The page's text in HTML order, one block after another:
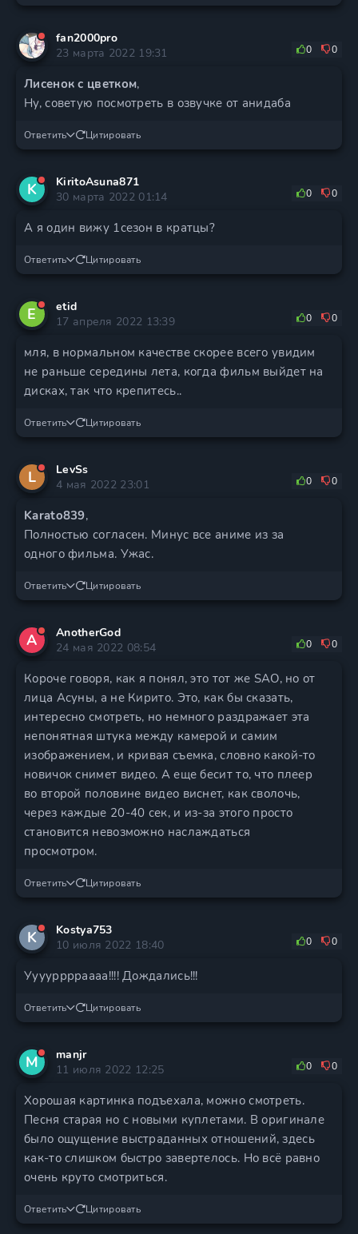
fan2000pro
23 марта 2022 19:31
0 0
Лисенок с цветком,
Ну, советую посмотреть в озвучке от анидаба
Ответить Цитировать
K
KiritoAsuna871
30 марта 2022 01:14
0 0
А я один вижу 1сезон в кратцы?
Ответить Цитировать
E
etid
17 апреля 2022 13:39
0 0
мля, в нормальном качестве скорее всего увидим
не раньше середины лета, когда фильм выйдет на
дисках, так что крепитесь..
Ответить Цитировать
L
LevSs
4 мая 2022 23:01
0 0
Karato839,
Полностью согласен. Минус все аниме из за
одного фильма. Ужас.
Ответить Цитировать
A
AnotherGod
24 мая 2022 08:54
0 0
Короче говоря, как я понял, это тот же SAO, но от
лица Асуны, а не Кирито. Это, как бы сказать,
интересно смотреть, но немного раздражает эта
непонятная штука между камерой и самим
изображением, и кривая съемка, словно какой-то
новичок снимет видео. А еще бесит то, что плеер
во второй половине видео виснет, как сволочь,
через каждые 20-40 сек, и из-за этого просто
становится невозможно наслаждаться
просмотром.
Ответить Цитировать
K
Kostya753
10 июля 2022 18:40
0 0
Уууурррраааа!!!! Дождались!!!
Ответить Цитировать
M
manjr
11 июля 2022 12:25
0 0
Хорошая картинка подъехала, можно смотреть.
Песня старая но с новыми куплетами. В оригинале
было ощущение выстраданных отношений, здесь
как-то слишком быстро завертелось. Но всё равно
очень круто смотриться.
Ответить Цитировать